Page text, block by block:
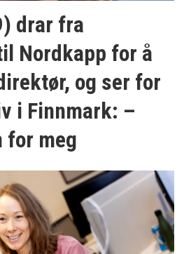
drar fra
Nordkapp for å
og ser for
i Finnmark: –
for meg